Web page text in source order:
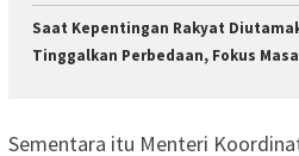
Saat Kepentingan Rakyat
Tinggalkan Perbedaan, Fokus
Sementara itu Menteri